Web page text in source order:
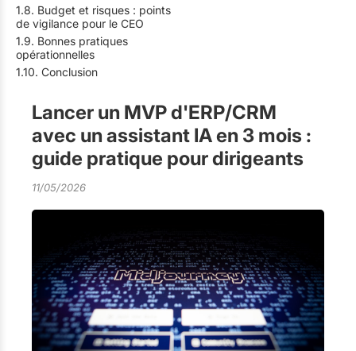
1.8. Budget et risques : points
de vigilance pour le CEO
1.9. Bonnes pratiques
opérationnelles
1.10. Conclusion
Lancer un MVP d'ERP/CRM
avec un assistant IA en 3 mois :
guide pratique pour dirigeants
11/05/2026